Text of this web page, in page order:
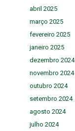
abril 2025
março 2025
fevereiro 2025
janeiro 2025
dezembro 2024
novembro 2024
outubro 2024
setembro 2024
agosto 2024
julho 2024